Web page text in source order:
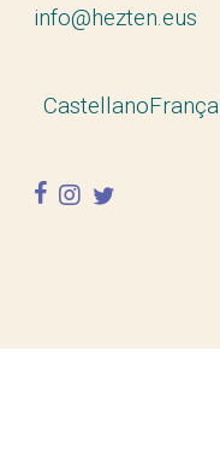
info@hezten.eus
Castellano
facebook
instagram
twitter